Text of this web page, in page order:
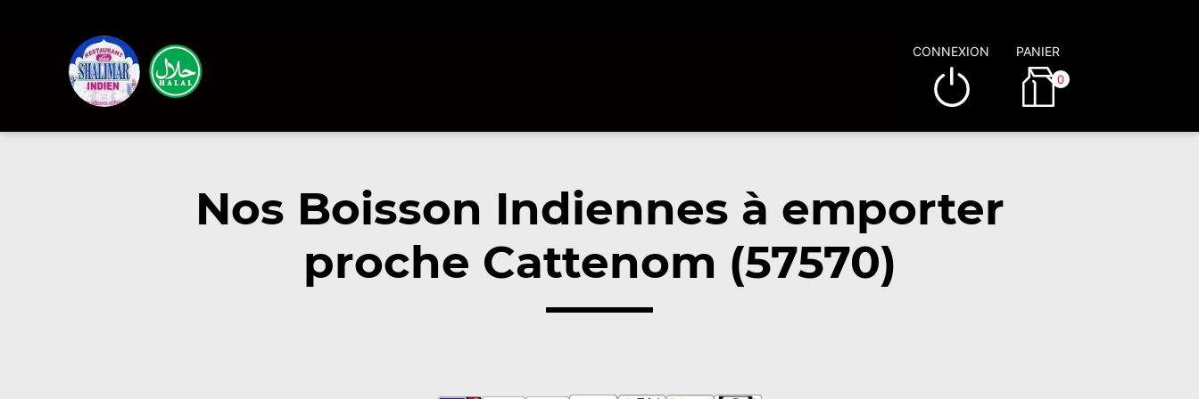
CONNEXION PANIER
0
Nos Boisson Indiennes à emporter
proche Cattenom (57570)